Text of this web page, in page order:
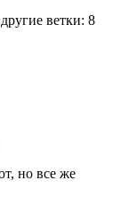
ветки: 8
но все же